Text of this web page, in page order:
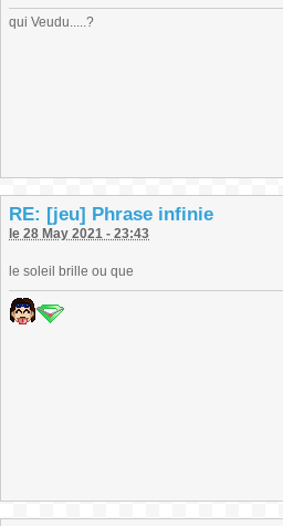
qui Veudu.....?
RE: [jeu] Phrase infinie
le 28 May 2021 - 23:43
le soleil brille ou que